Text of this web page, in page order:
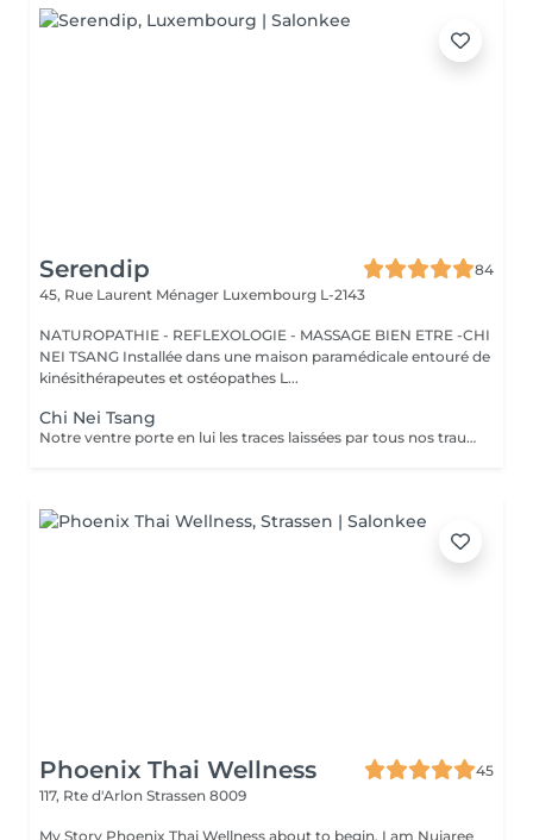
Serendip
84
45, Rue Laurent Ménager Luxembourg L-2143
NATUROPATHIE - REFLEXOLOGIE - MASSAGE BIEN ETRE -CHI
NEI TSANG Installée dans une maison paramédicale entouré de
kinésithérapeutes et ostéopathes L...
Chi Nei Tsang
Notre ventre porte en lui les traces laissées par tous nos traumatismes et nos secrets les plus intimes. Le Chi Nei Tsang, branche du Qi Gong, consiste justement à masser en profondeur l'abdomen pour y libérer les énergies négatives." L'objectif de ce massage ? Libérer les blocages énergétiques, réduire les tensions et favoriser la circulation de l'énergie vitale, ou "chi", dans le corps. En médecine traditionnelle chinoise, le ventre est vu comme l'organe du pur et de l'impur, ce qui peut créer des blocages énergétiques. Cette méthode permet d'améliorer le bien-être général de notre corps et de notre esprit par la stimulation de points d'énergie. En plus d'agir sur les émotions, le massage peut également aider à détendre les muscles et à soulager les troubles digestifs comme les ballonnements, la constipation, les douleurs abdominales, Ne convient pas aux femme enceintes
Phoenix Thai Wellness
45
117, Rte d'Arlon Strassen 8009
My Story Phoenix Thai Wellness about to begin. I am Nujaree